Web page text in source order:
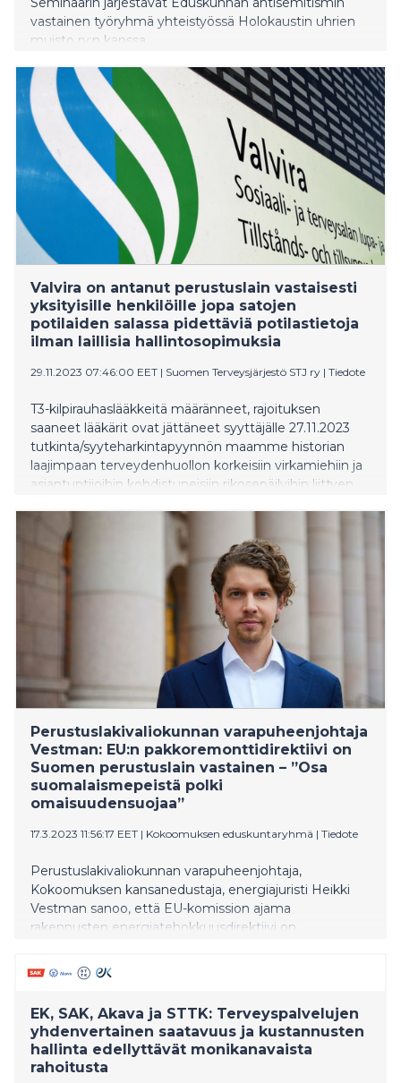
vastainen työryhmä yhteistyössä Holokaustin uhrien
muisto ry:n kanssa.
Valvira on antanut perustuslain vastaisesti
yksityisille henkilöille jopa satojen
potilaiden salassa pidettäviä potilastietoja
ilman laillisia hallintosopimuksia
29.11.2023 07:46:00 EET | Suomen Terveysjärjestö STJ ry | Tiedote
T3-kilpirauhaslääkkeitä määränneet, rajoituksen
saaneet lääkärit ovat jättäneet syyttäjälle 27.11.2023
tutkinta/syyteharkintapyynnön maamme historian
laajimpaan terveydenhuollon korkeisiin virkamiehiin ja
asiantuntijoihin kohdistuneisiin rikosepäilyihin liittyen.
kilpirauhaskiistassa on ollut useita menestyksekkäästi
potilaitaan hoitaneita lääkäreitä ja tuhansia
kilpirauhaspotilaita.
Perustuslakivaliokunnan varapuheenjohtaja
Vestman: EU:n pakkoremonttidirektiivi on
Suomen perustuslain vastainen – ”Osa
suomalaismepeistä polki
omaisuudensuojaa”
17.3.2023 11:56:17 EET | Kokoomuksen eduskuntaryhmä | Tiedote
Perustuslakivaliokunnan varapuheenjohtaja,
Kokoomuksen kansanedustaja, energiajuristi Heikki
Vestman sanoo, että EU-komission ajama
rakennusten energiatehokkuusdirektiivi on
Hän pitää käsittämättömänä, että osa Suomen
mepeistä äänesti suomalaisten omaisuudensuojaa
parlamentissa.
EK, SAK, Akava ja STTK: Terveyspalvelujen
yhdenvertainen saatavuus ja kustannusten
hallinta edellyttävät monikanavaista
rahoitusta